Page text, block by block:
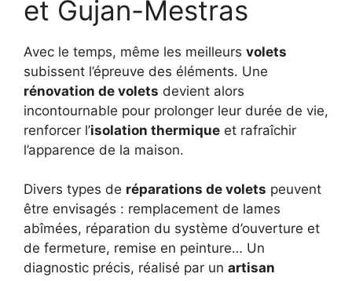
et Gujan-Mestras
Avec le temps, même les meilleurs volets
subissent l’épreuve des éléments. Une
rénovation de volets devient alors
incontournable pour prolonger leur durée de vie,
renforcer l’isolation thermique et rafraîchir
l’apparence de la maison.
Divers types de réparations de volets peuvent
être envisagés : remplacement de lames
abîmées, réparation du système d’ouverture et
de fermeture, remise en peinture… Un
diagnostic précis, réalisé par un artisan